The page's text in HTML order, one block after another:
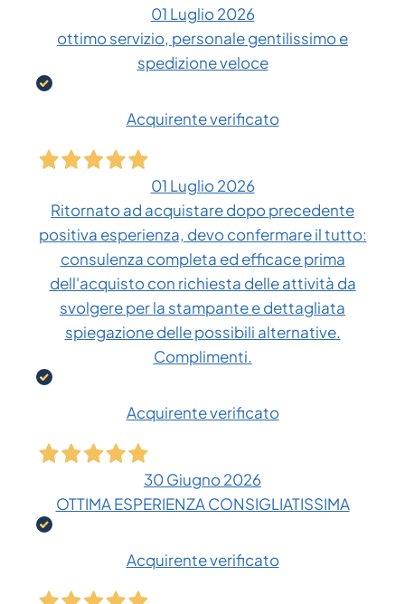
01 Luglio 2026
ottimo servizio, personale gentilissimo e
spedizione veloce
Acquirente verificato
01 Luglio 2026
Ritornato ad acquistare dopo precedente
positiva esperienza, devo confermare il tutto:
consulenza completa ed efficace prima
dell'acquisto con richiesta delle attività da
svolgere per la stampante e dettagliata
spiegazione delle possibili alternative.
Complimenti.
Acquirente verificato
30 Giugno 2026
OTTIMA ESPERIENZA CONSIGLIATISSIMA
Acquirente verificato